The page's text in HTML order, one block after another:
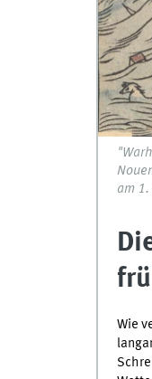
am
Wie